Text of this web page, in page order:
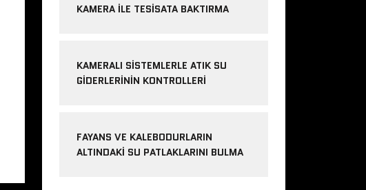
KAMERA ILE TESISATA BAKTIRMA
KAMERALI SISTEMLERLE ATIK SU
GIDERLERININ KONTROLLERI
FAYANS VE KALEBODURLARIN
ALTINDAKI SU PATLAKLARINI BULMA